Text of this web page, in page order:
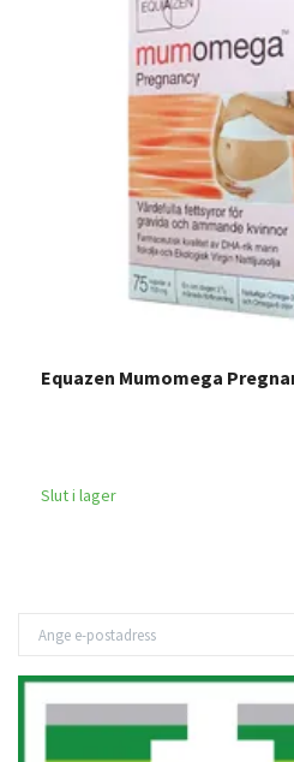
Equazen Mumomega
Slut i lager